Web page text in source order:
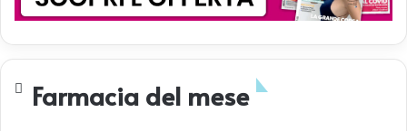
Farmacia del mese